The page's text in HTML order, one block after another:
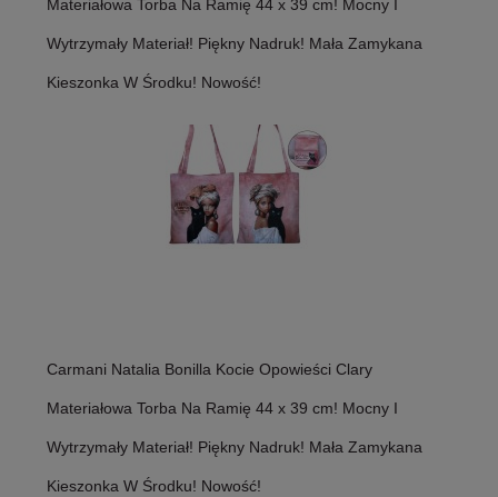
Materiałowa Torba Na Ramię 44 x 39 cm! Mocny I
Wytrzymały Materiał! Piękny Nadruk! Mała Zamykana
Kieszonka W Środku! Nowość!
Carmani Natalia Bonilla Kocie Opowieści Clary
Materiałowa Torba Na Ramię 44 x 39 cm! Mocny I
Wytrzymały Materiał! Piękny Nadruk! Mała Zamykana
Kieszonka W Środku! Nowość!